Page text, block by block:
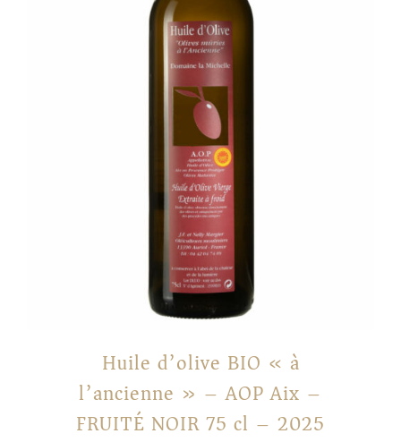
Huile d’olive BIO « à
l’ancienne » – AOP Aix –
FRUITÉ NOIR 75 cl – 2025